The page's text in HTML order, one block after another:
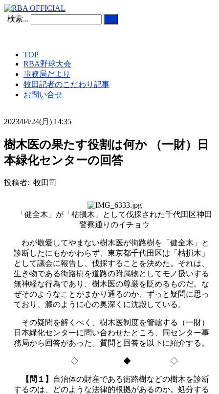
検索...
TOP
RBA野球大会
事務局だより
牧田記者のこだわり記事
お問い合せ
2023/04/24(月) 14:35
樹木医の果たす役割は何か （一財）日
本緑化センターの回答
投稿者: 牧田司
「健全木」が「枯損木」として伐採された千代田区神田
警察通りのイチョウ
わが敬愛してやまない樹木医が街路樹を「健全木」と
診断したにもかかわらず、東京都千代田区は「枯損木」
として議会に報告し、伐採することを決めた。それは、
生き物である街路樹を道路の附属物としてモノ扱いする
無神経な行為であり、樹木医の尊厳を貶めるものだ。な
ぜそのようなことがまかり通るのか、ずっと疑問に思っ
ており、澱のように心の奥深くに沈殿している。
その疑問を解くべく、樹木医制度を管轄する（一財）
日本緑化センターに問い合わせたところ、同センター事
務局から回答があった。質問と回答を以下に紹介する。
◇ ◆ ◇
【問１】
自治体の財産である街路樹などの樹木を診断
するのは、どのような法律的根拠があるのか。処分する